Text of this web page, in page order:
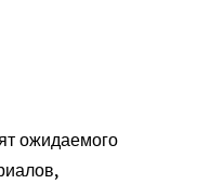
ожидаемого